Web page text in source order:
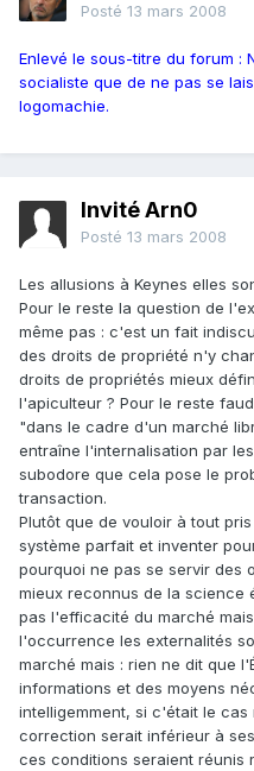
Posté 13 mars 2008
Enlevé le sous-titre du forum :
socialiste que de ne pas se
logomachie.
Invité Arn0
Posté 13 mars 2008
Les allusions à Keynes elles
Pour le reste la question de
même pas : c'est un fait
des droits de propriété n'y
droits de propriétés mieux
l'apiculteur ? Pour le reste
"dans le cadre d'un marché
entraîne l'internalisation par
subodore que cela pose le
transaction.
Plutôt que de vouloir à tout
système parfait et inventer
pourquoi ne pas se servir des
mieux reconnus de la science
pas l'efficacité du marché
l'occurrence les externalités
marché mais : rien ne dit que
informations et des moyens
intelligemment, si c'était le
correction serait inférieur à
ces conditions seraient réunis